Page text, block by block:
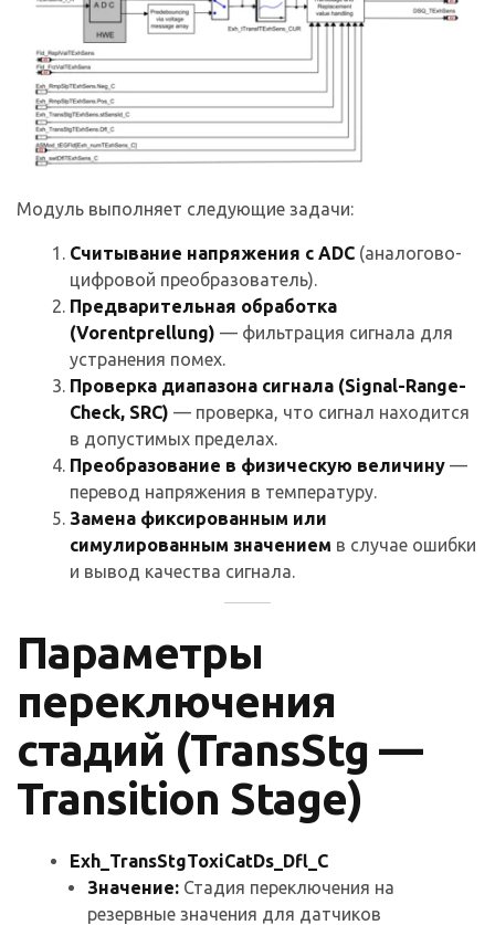
Модуль выполняет следующие задачи:
Считывание напряжения с ADC (аналогово-
цифровой преобразователь).
Предварительная обработка
(Vorentprellung) — фильтрация сигнала для
устранения помех.
Проверка диапазона сигнала (Signal-Range-
Check, SRC) — проверка, что сигнал находится
в допустимых пределах.
Преобразование в физическую величину —
перевод напряжения в температуру.
Замена фиксированным или
симулированным значением в случае ошибки
и вывод качества сигнала.
Параметры
переключения
стадий (TransStg —
Transition Stage)
Exh_TransStgToxiCatDs_Dfl_C
Значение: Стадия переключения на
резервные значения для датчиков